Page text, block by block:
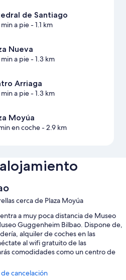
de Santiago
min a pie- 1.1 km
Nueva
min a pie- 1.3 km
Arriaga
min a pie- 1.3 km
Moyúa
en coche- 2.9 km
cerca de Plaza Moyúa
a muy poca distancia de Museo
Guggenheim Bilbao. Dispone de,
alquiler de coches en las
al wifi gratuito de las
comodidades como un centro de
cancelación